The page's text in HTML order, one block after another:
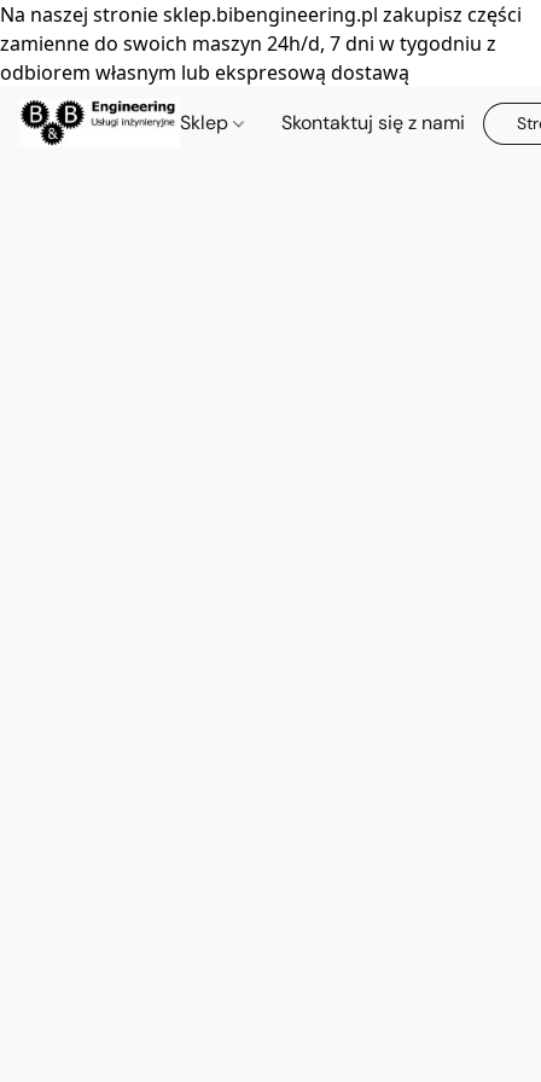
Na naszej stronie sklep.bibengineering.pl zakupisz części
zamienne do swoich maszyn 24h/d, 7 dni w tygodniu z
odbiorem własnym lub ekspresową dostawą
Sklep Skontaktuj się z nami